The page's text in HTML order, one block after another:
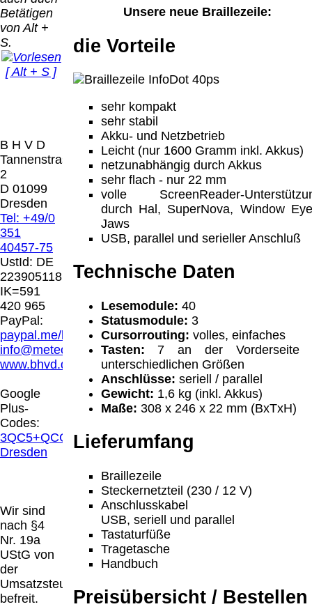
Betätigen
von Alt +
S.
[ Alt + S ]
B H V D
Tannenstrasse
2
D 01099
Dresden
Tel: +49/0
351
40457-75
UstId: DE
223905118
IK=591
420 965
PayPal:
paypal.me/blindenhilfsmittel
info@meteor.vision
www.bhvd.de
Google
Plus-
Codes:
3QC5+QCG
Dresden
Wir sind
nach §4
Nr. 19a
UStG von
der
Umsatzsteuer
befreit.
Unsere neue Braillezeile:
die Vorteile
sehr kompakt
sehr stabil
Akku- und Netzbetrieb
Leicht (nur 1600 Gramm inkl. Akkus)
netzunabhängig durch Akkus
sehr flach - nur 22 mm
volle ScreenReader-
durch Hal, SuperNova, Window
Jaws
USB, parallel und serieller Anschluß
Technische Daten
Lesemodule: 40
Statusmodule: 3
Cursorrouting: volles, einfaches
Tasten: 7 an der Vorderseite
unterschiedlichen Größen
Anschlüsse: seriell / parallel
Gewicht: 1,6 kg (inkl. Akkus)
Maße: 308 x 246 x 22 mm (BxTxH)
Lieferumfang
Braillezeile
Steckernetzteil (230 / 12 V)
Anschlusskabel
USB, seriell und parallel
Tastaturfüße
Tragetasche
Handbuch
Preisübersicht / Bestellen
Der Versand erfolgt
als versichertes
Paket.
Selbstabholung
von
Ausstellungen:
0.00 €
Versandart
Email z.B. einen
und die
Rechnung /
Lieferschein. Sie
keinen
Datenträger.
Die in diesem Dokument genannten
Warenzeichen sind Eigentum der jeweiligen
Firmen. Preisänderungen, Irrtümer und
technische Änderungen vorbehalten.
letzte Änderung: 24. Juni 2026 Blinden
Hilfsmittel Vertrieb Dresden,
Mit einem Urteil vom 12.05.1998 - 312 O
85/98 - Haftung für Links hat das Landgericht
Hamburg entschieden, dass man durch die
Anbringung eines Links, die Inhalte der
gelinkten Seite ggf. mit zu verantworten hat.
Dieses kann nur dadurch verhindert werden,
dass man sich ausdrücklich von diesen
Inhalten distanziert. Hiermit distanzieren wir
uns ausdrücklich von allen Inhalten, aller
gelinkten Seiten auf unserer Homepage und
machen uns diese Inhalte nicht zu eigen.
Diese Erklärung gilt für alle auf unserer
Homepage angebrachten Links.
Die Europäische Kommission stellt eine
Plattform zur Online-Streitbeilegung (OS)
bereit. Die Plattform finden Sie unter
http://ec.europa.eu/consumers/odr/Unsere E-
Mailadresse lautet:info@meteor.vision
Seitenanfang
Impressum AGB
Datenschutz
Urheberrechte
Katalog (PDF)
große Anzeige Schließen X